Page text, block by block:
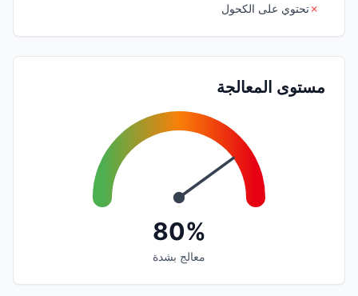
✗تحتوي على الكحول
مستوى المعالجة
80%
معالج بشدة